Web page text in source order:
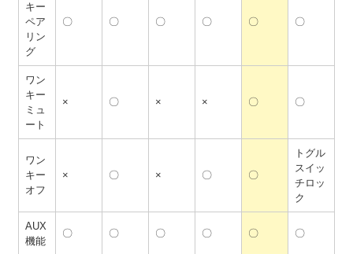
キー
ペア
リン
グ
〇 〇 〇 〇 〇 〇
ワン
キー
ミュ
ート
× 〇 × × 〇 〇
ワン
キー
オフ
× 〇 × 〇 〇
トグル
スイッ
チロッ
ク
AUX
機能
〇 〇 〇 〇 〇 〇